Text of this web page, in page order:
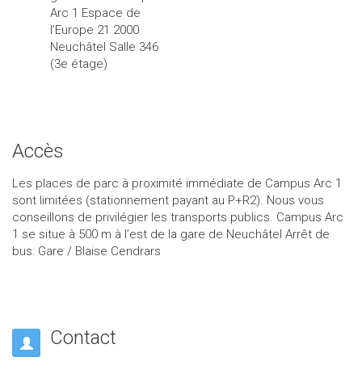
Arc 1 Espace de
l’Europe 21 2000
Neuchâtel Salle 346
(3e étage)
Accès
Les places de parc à proximité immédiate de Campus Arc 1
sont limitées (stationnement payant au P+R2). Nous vous
conseillons de privilégier les transports publics. Campus Arc
1 se situe à 500 m à l’est de la gare de Neuchâtel Arrêt de
bus: Gare / Blaise Cendrars
Contact